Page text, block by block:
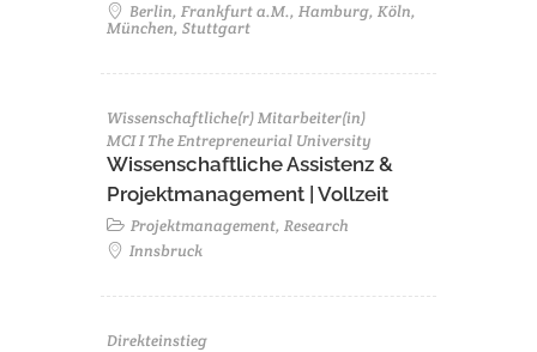
Berlin, Frankfurt a.M., Hamburg, Köln,
München, Stuttgart
Wissenschaftliche(r) Mitarbeiter(in)
MCI I The Entrepreneurial University
Wissenschaftliche Assistenz &
Projektmanagement | Vollzeit
Projektmanagement, Research
Innsbruck
Direkteinstieg